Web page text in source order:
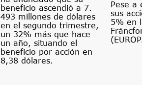
beneficio ascendió a 7.
493 millones de dólares
en el segundo trimestre,
un 32% más que hace
un año, situando el
beneficio por acción en
8,38 dólares.
Pese a
sus
5% en